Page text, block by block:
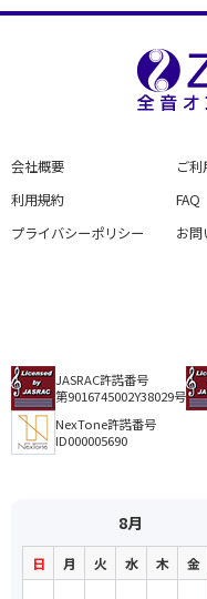
会社概要
利用規約
プライバシーポリシー
ご
FAQ
お問
JASRAC許諾番号
第9016745002Y38029号
NexTone許諾番号
ID000005690
8月
日 月 火 水 木 金